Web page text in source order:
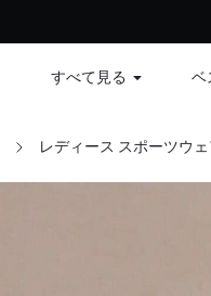
すべて見る ベ
レディース スポーツウ